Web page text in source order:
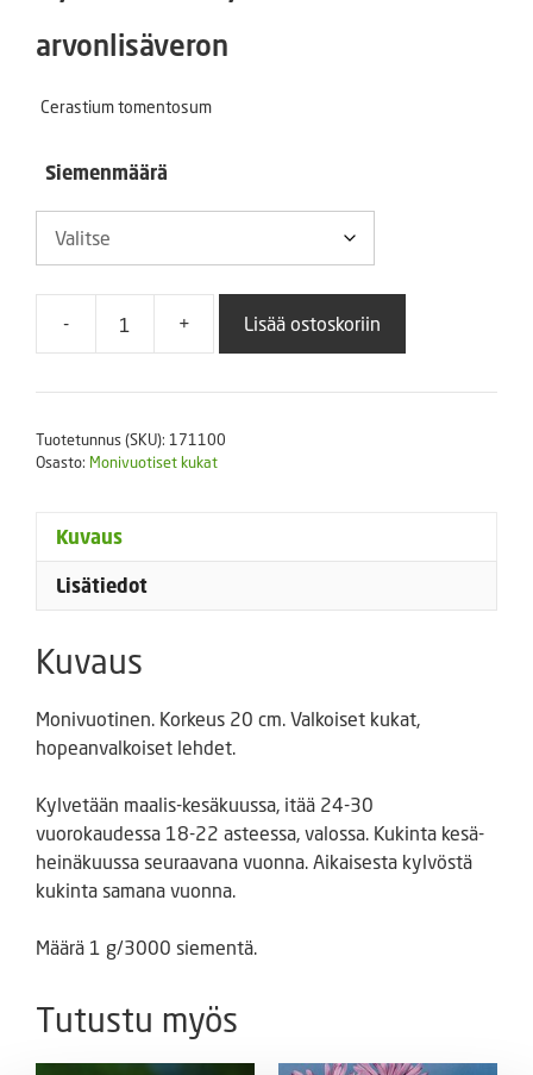
arvonlisäveron
Cerastium tomentosum
Siemenmäärä
-
Hopeahärkki
Carpet
+ Lisää ostoskoriin
Tuotetunnus (SKU): 171100
Osasto: Monivuotiset kukat
Kuvaus
Lisätiedot
Kuvaus
Monivuotinen. Korkeus 20 cm. Valkoiset kukat,
hopeanvalkoiset lehdet.
Kylvetään maalis-kesäkuussa, itää 24-30
vuorokaudessa 18-22 asteessa, valossa. Kukinta kesä-
heinäkuussa seuraavana vuonna. Aikaisesta kylvöstä
kukinta samana vuonna.
Määrä 1 g/3000 siementä.
Tutustu myös